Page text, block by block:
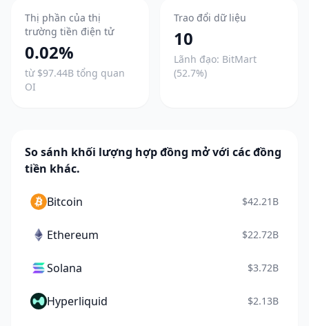
Thị phần của thị
trường tiền điện tử
0.02%
từ $97.44B tổng quan
OI
Trao đổi dữ liệu
10
Lãnh đạo: BitMart
(52.7%)
So sánh khối lượng hợp đồng mở với các đồng
tiền khác.
Bitcoin $42.21B
Ethereum $22.72B
Solana $3.72B
Hyperliquid $2.13B